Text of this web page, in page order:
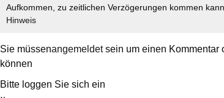
Aufkommen, zu zeitlichen Verzögerungen kommen
Hinweis
Sie müssenangemeldetsein um einen Kommentar
können
Bitte loggen Sie sich ein